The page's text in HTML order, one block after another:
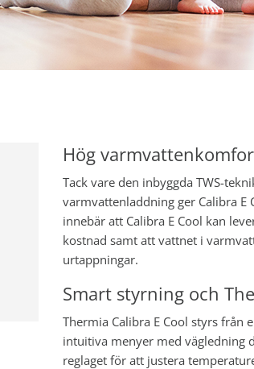
Hög
Tack vare den inbyggda TWS-
varmvattenladdning ger Calibra
innebär att Calibra E Cool kan
kostnad samt att vattnet i
urtappningar.
Smart styrning och
Thermia Calibra E Cool styrs från
intuitiva menyer med vägledning
reglaget för att justera